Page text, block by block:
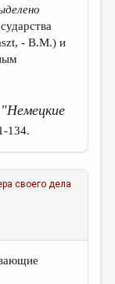
- В.М.) и
"Немецкие
134.
своего дела